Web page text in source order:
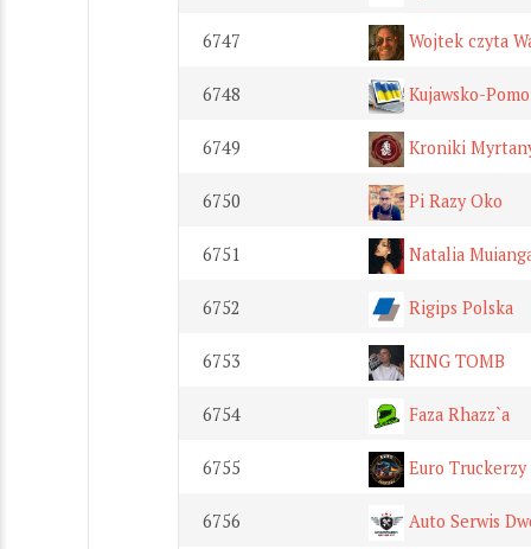
6747 Wojtek czyta
6748 Kujawsko-
6749 Kroniki
6750 Pi Razy Oko
6751 Natalia
6752 Rigips Polska
6753 KING TOMB
6754 Faza Rhazz`a
6755 Euro Truckerzy
6756 Auto Serwis